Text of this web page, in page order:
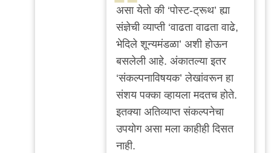
to
ठीक
आहे,
पण..
by
जयदीप
चिपलकट्टी
असा येतो की ‘पोस्ट-ट्रूथ’ ह्या
संज्ञेची व्याप्ती ‘वाढता वाढता वाढे,
भेदिले शून्यमंडळा’ अशी होऊन
बसलेली आहे. अंकातल्या इतर
‘संकल्पनाविषयक’ लेखांवरून हा
संशय पक्का व्हायला मदतच होते.
इतक्या अतिव्याप्त संकल्पनेचा
उपयोग असा मला काहीही दिसत
नाही.